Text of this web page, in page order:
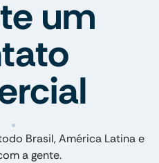
um
Brasil, América Latina e
a gente.